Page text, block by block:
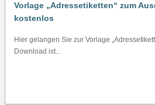
Vorlage „Adressetiketten“ zum
kostenlos
Hier gelangen Sie zur Vorlage
Download ist...